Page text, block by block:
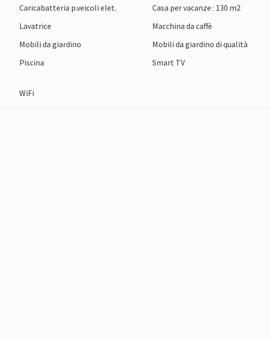
una splendida vista fino al ponte del Grande Belt e a
la fortuna con la pesca, troverete ottime opportunità nei
po' di atmosfera urbana, vale la pena di fare una gita a
lo storico Nyborg Slot Castle.
Caricabatteria p.veicoli elet.
Casa per vacanze : 130 m2
Lavatrice
Macchina da caffè
Mobili da giardino
Mobili da giardino di qualità
Piscina Smart TV
WiFi